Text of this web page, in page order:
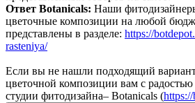
Ответ Botanicals: Наши
цветочные композиции на любой
представлены в разделе: https://
rasteniya/
Если вы не нашли подходящий
цветочной композиции вам с
студии фитодизайна– Botanicals (